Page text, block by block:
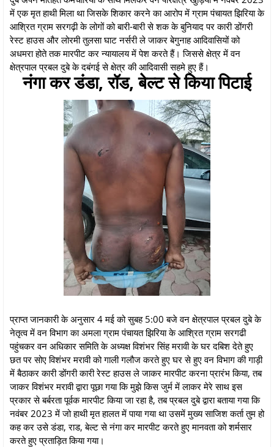
में एक मृत हाथी मिला था जिसके शिकार करने का आरोप में ग्राम पंचायत झिरिया के
आश्रित ग्राम सरगढ़ी के लोगों को बारी-बारी से शक के बुनियाद पर कारी डोंगरी
रेस्ट हाउस और लोरमी तुलसा घाट नर्सरी ले जाकर बेगुनाह आदिवासियों को
अधमरा होते तक मारपीट कर न्यायालय में पेश करते हैं। जिससे क्षेत्र में वन
क्षेत्रपाल प्रबल दुबे के दबंगई से क्षेत्र की आदिवासी सहमे हुए हैं।
नंगा कर डंडा, रॉड, बेल्ट से किया पिटाई
प्राप्त जानकारी के अनुसार 4 मई को सुबह 5:00 बजे वन क्षेत्रपाल प्रबल दुबे के
नेतृत्व में वन विभाग का अमला ग्राम पंचायत झिरिया के आश्रित ग्राम सरगढी
पहुंचकर वन अधिकार समिति के अध्यक्ष विशंभर सिंह मरावी के घर दबिश देते हुए
छत पर सोए विशंभर मरावी को गाली गलौज करते हुए घर से हुए वन विभाग की गाड़ी
में बैठाकर कारी डोंगरी कारी रेस्ट हाउस ले जाकर मारपीट करना प्रारंभ किया, तब
जाकर विशंभर मरावी द्वारा पूछा गया कि मुझे किस जुर्म में लाकर मेरे साथ इस
प्रकार से बर्बरता पूर्वक मारपीट किया जा रहा है, तब प्रबल दुबे द्वारा बताया गया कि
नवंबर 2023 में जो हाथी मृत हालत में पाया गया था उसमें मुख्य साजिश कर्ता तुम हो
कह कर उसे डंडा, राड, बेल्ट से नंगा कर मारपीट करते हुए मानवता को शर्मसार
करते हुए प्रताड़ित किया गया।